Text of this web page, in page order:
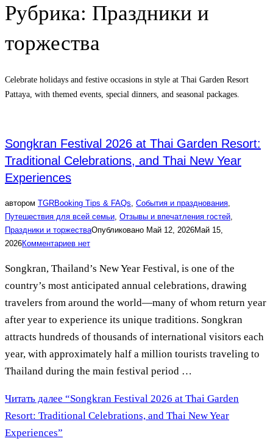
Рубрика: Праздники и
торжества
Celebrate holidays and festive occasions in style at Thai Garden Resort
Pattaya, with themed events, special dinners, and seasonal packages.
Songkran Festival 2026 at Thai Garden Resort:
Traditional Celebrations, and Thai New Year
Experiences
автором TGRBooking Tips & FAQs События и празднования
Путешествия для всей семьи Отзывы и впечатления гостей
Праздники и торжестваОпубликовано Май 12, 2026Май 15,
2026Комментариев нет
Songkran, Thailand’s New Year Festival, is one of the
country’s most anticipated annual celebrations, drawing
travelers from around the world—many of whom return year
after year to experience its unique traditions. Songkran
attracts hundreds of thousands of international visitors each
year, with approximately half a million tourists traveling to
Thailand during the main festival period …
Читать далее “Songkran Festival 2026 at Thai Garden
Resort: Traditional Celebrations, and Thai New Year
Experiences”